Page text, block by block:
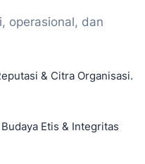
operasional, dan
& Citra Organisasi.
Etis & Integritas